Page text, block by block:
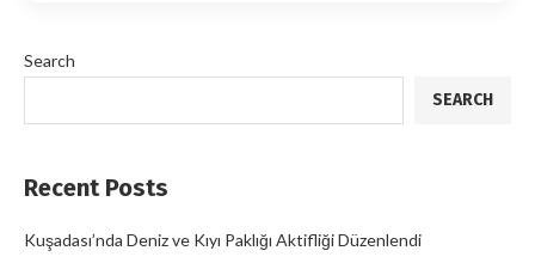
Search
SEARCH
Recent Posts
Kuşadası’nda Deniz ve Kıyı Paklığı Aktifliği Düzenlendi